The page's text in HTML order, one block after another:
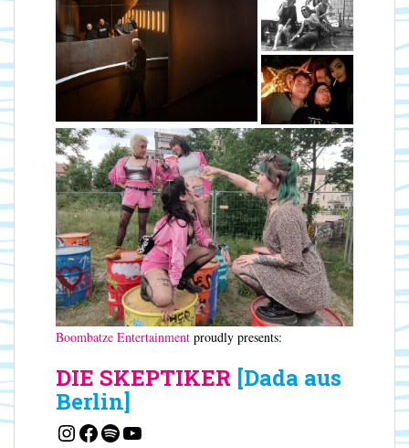
Boombatze Entertainment proudly presents:
DIE SKEPTIKER [Dada aus
Berlin]
Instagram
Facebook
SpotifyYouTube